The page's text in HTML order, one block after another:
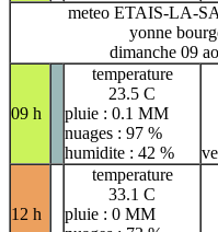
meteo ETAIS-LA-
yonne
dimanche 09
09 h
temperature
23.5 C
pluie : 0.1 MM
nuages : 97 %
humidite : 42 %
12 h
temperature
33.1 C
pluie : 0 MM